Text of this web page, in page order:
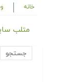
خانه
متلب